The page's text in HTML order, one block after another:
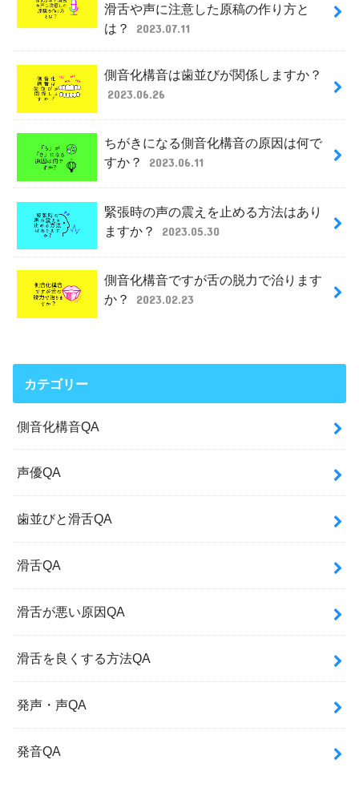
滑舌や声に注意した原稿の作り方と
は？
2023.07.11
側音化構音は歯並びが関係しますか？
2023.06.26
ちがきになる側音化構音の原因は何で
すか？
2023.06.11
緊張時の声の震えを止める方法はあり
ますか？
2023.05.30
側音化構音ですが舌の脱力で治ります
か？
2023.02.23
カテゴリー
側音化構音QA
声優QA
歯並びと滑舌QA
滑舌QA
滑舌が悪い原因QA
滑舌を良くする方法QA
発声・声QA
発音QA